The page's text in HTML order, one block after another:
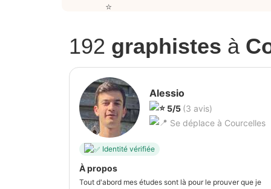
192 graphistes à
Alessio
5/5 (3 avis)
Se déplace à Courcelles
Identité vérifiée
À propos
Tout d'abord mes études sont là pour le prouver que je